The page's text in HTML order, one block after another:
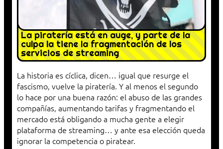
La piratería está en auge, y parte de la
culpa la tiene la fragmentación de los
servicios de streaming
La historia es cíclica, dicen… igual que resurge el
fascismo, vuelve la piratería. Y al menos el segundo
lo hace por una buena razón: el abuso de las grandes
compañías, aumentando tarifas y fragmentando el
mercado está obligando a mucha gente a elegir
plataforma de streaming… y ante esa elección queda
ignorar la competencia o piratear.